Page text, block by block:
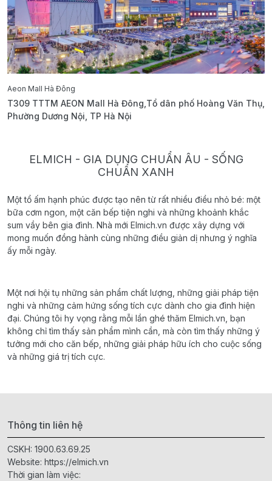
Aeon Mall Hà Đông
T309 TTTM AEON Mall Hà Đông,Tổ dân phố Hoàng Văn Thụ,
Phường Dương Nội, TP Hà Nội
ELMICH - GIA DỤNG CHUẨN ÂU - SỐNG
CHUẨN XANH
Một tổ ấm hạnh phúc được tạo nên từ rất nhiều điều nhỏ bé: một
bữa cơm ngon, một căn bếp tiện nghi và những khoảnh khắc
sum vầy bên gia đình. Nhà mới Elmich.vn được xây dựng với
mong muốn đồng hành cùng những điều giản dị nhưng ý nghĩa
ấy mỗi ngày.
Một nơi hội tụ những sản phẩm chất lượng, những giải pháp tiện
nghi và những cảm hứng sống tích cực dành cho gia đình hiện
đại. Chúng tôi hy vọng rằng mỗi lần ghé thăm Elmich.vn, bạn
không chỉ tìm thấy sản phẩm mình cần, mà còn tìm thấy những ý
tưởng mới cho căn bếp, những giải pháp hữu ích cho cuộc sống
và những giá trị tích cực.
Thông tin liên hệ
CSKH: 1900.63.69.25
Website: https://elmich.vn
Thời gian làm việc: